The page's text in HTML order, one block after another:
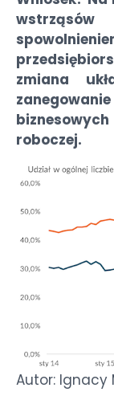
zmiana
roboczej.
Autor: Ignacy